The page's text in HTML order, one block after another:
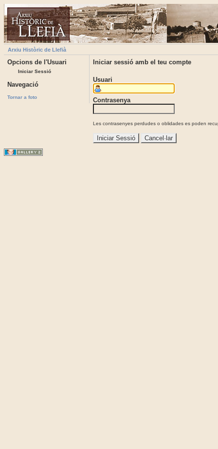
Arxiu Històric de Llefià
Opcions de l'Usuari
Iniciar Sessió
Navegació
Tornar a foto
Iniciar sessió amb el teu compte
Usuari
Contrasenya
Les contrasenyes perdudes o oblidades es poden